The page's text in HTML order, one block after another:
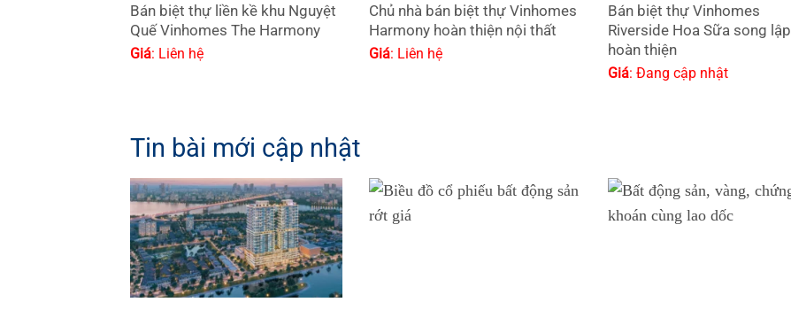
Bán biệt thự liền kề khu Nguyệt
Quế Vinhomes The Harmony
Giá: Liên hệ
Chủ nhà bán biệt thự Vinhomes
Harmony hoàn thiện nội thất
Giá: Liên hệ
Bán biệt thự Vinhomes
Riverside Hoa Sữa song lập
hoàn thiện
Giá: Đang cập nhật
Tin bài mới cập nhật